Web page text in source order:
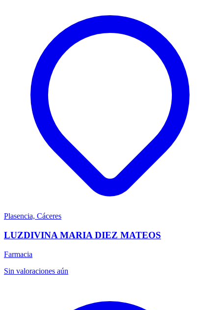
Plasencia, Cáceres
LUZDIVINA MARIA DIEZ MATEOS
Farmacia
Sin valoraciones aún